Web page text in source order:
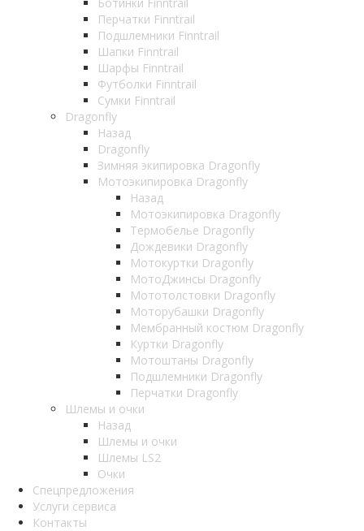
Перчатки Finntrail
Подшлемники Finntrail
Шапки Finntrail
Шарфы Finntrail
Футболки Finntrail
Сумки Finntrail
Dragonfly
Назад
Dragonfly
Зимняя экипировка Dragonfly
Мотоэкипировка Dragonfly
Назад
Мотоэкипировка Dragonfly
Термобелье Dragonfly
Дождевики Dragonfly
Мотокуртки Dragonfly
МотоДжинсы Dragonfly
Мототолстовки Dragonfly
Моторубашки Dragonfly
Мембранный костюм Dragonfly
Куртки Dragonfly
Мотоштаны Dragonfly
Подшлемники Dragonfly
Перчатки Dragonfly
Шлемы и очки
Назад
Шлемы и очки
Шлемы LS2
Очки
Спецпредложения
Услуги сервиса
Контакты